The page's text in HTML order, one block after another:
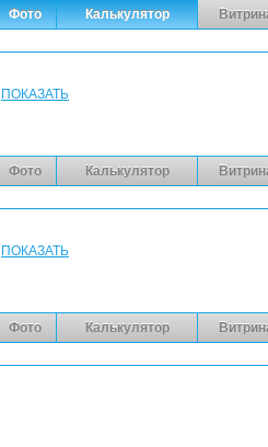
Фото Калькулятор
ПОКАЗАТЬ
Фото Калькулятор
ПОКАЗАТЬ
Фото Калькулятор